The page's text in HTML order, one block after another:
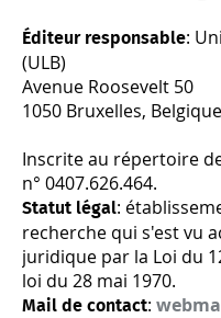
Éditeur responsable:
(ULB)
Avenue Roosevelt 50
1050 Bruxelles, Belgique
Inscrite au répertoire
n° 0407.626.464.
Statut légal:
recherche qui s'est vu
juridique par la Loi du
loi du 28 mai 1970.
Mail de contact: